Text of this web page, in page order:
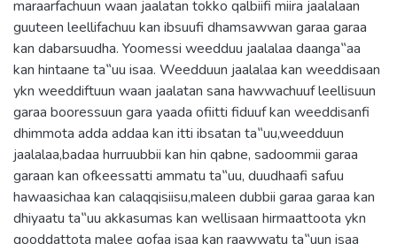
maraarfachuun waan jaalatan tokko qalbiifi miira jaalalaan
guuteen leellifachuu kan ibsuufi dhamsawwan garaa garaa
kan dabarsuudha. Yoomessi weedduu jaalalaa daanga‟aa
kan hintaane ta‟uu isaa. Weedduun jaalalaa kan weeddisaan
ykn weeddiftuun waan jaalatan sana hawwachuuf leellisuun
garaa booressuun gara yaada ofiitti fiduuf kan weeddisanfi
dhimmota adda addaa kan itti ibsatan ta‟uu,weedduun
jaalalaa,badaa hurruubbii kan hin qabne, sadoommii garaa
garaan kan ofkeessatti ammatu ta‟uu, duudhaafi safuu
hawaasichaa kan calaqqisiisu,maleen dubbii garaa garaa kan
dhiyaatu ta‟uu akkasumas kan wellisaan hirmaattoota ykn
qooddattota malee qofaa isaa kan raawwatu ta‟uun isaa